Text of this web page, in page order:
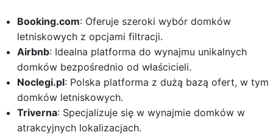
Booking.com: Oferuje szeroki wybór domków
letniskowych z opcjami filtracji.
Airbnb: Idealna platforma do wynajmu unikalnych
domków bezpośrednio od właścicieli.
Noclegi.pl: Polska platforma z dużą bazą ofert, w tym
domków letniskowych.
Triverna: Specjalizuje się w wynajmie domków w
atrakcyjnych lokalizacjach.